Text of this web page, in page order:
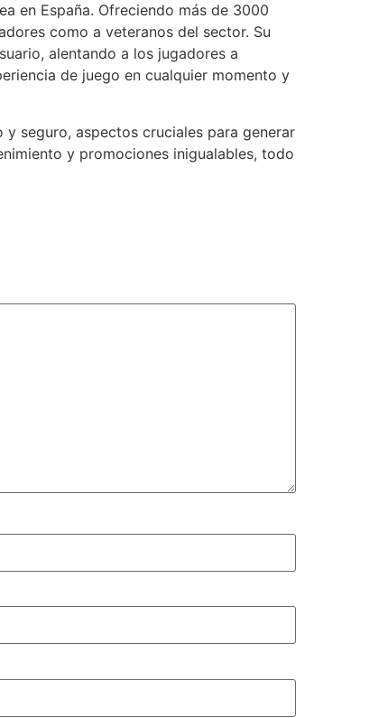
en España. Ofreciendo más de 3000
como a veteranos del sector. Su
alentando a los jugadores a
de juego en cualquier momento y
seguro, aspectos cruciales para generar
y promociones inigualables, todo